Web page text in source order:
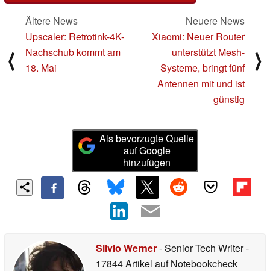
⟨
Ältere News
Upscaler: Retrotink-4K-
Nachschub kommt am
18. Mai
Neuere News
Xiaomi: Neuer Router
unterstützt Mesh-
Systeme, bringt fünf
Antennen mit und ist
günstig
⟩
Als bevorzugte Quelle
auf Google
hinzufügen
Silvio Werner- Senior Tech Writer-
17844 Artikel auf Notebookcheck